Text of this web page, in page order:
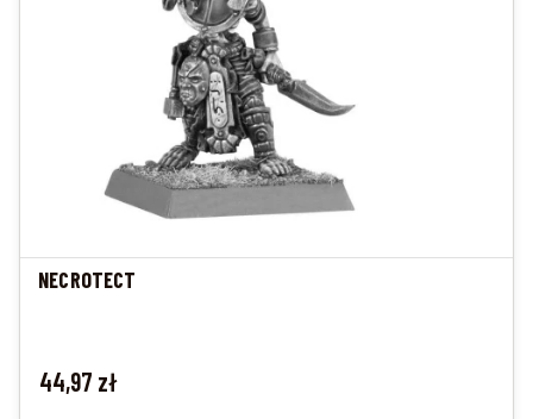
NECROTECT
Cena
44,97 zł